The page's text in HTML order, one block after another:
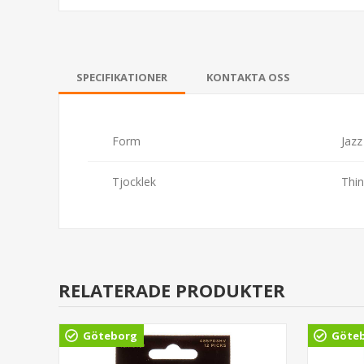
SPECIFIKATIONER KONTAKTA OSS
Form Jazz
Tjocklek Thin
RELATERADE PRODUKTER
Göteborg